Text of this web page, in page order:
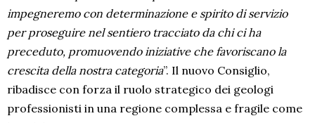
impegneremo con determinazione e spirito di servizio
per proseguire nel sentiero tracciato da chi ci ha
preceduto, promuovendo iniziative che favoriscano la
crescita della nostra categoria”. Il nuovo Consiglio,
ribadisce con forza il ruolo strategico dei geologi
professionisti in una regione complessa e fragile come